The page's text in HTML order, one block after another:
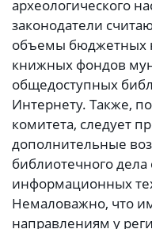
археологического
законодатели
объемы бюджетных
книжных фондов
общедоступных
Интернету. Также,
комитета, следует
дополнительные
библиотечного
информационных
Немаловажно, что
направлениям у